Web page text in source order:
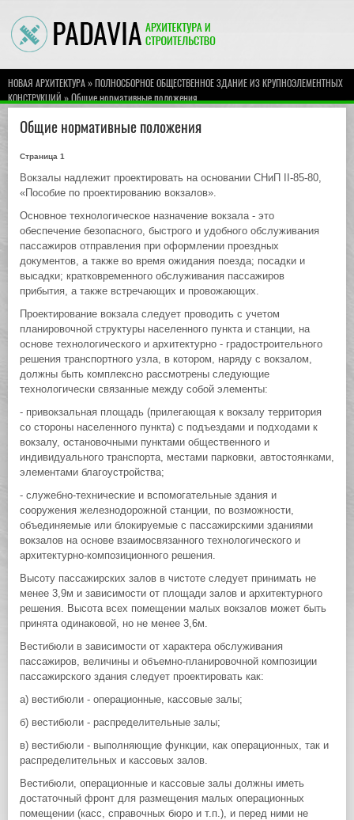
НОВАЯ АРХИТЕКТУРА»ПОЛНОСБОРНОЕ ОБЩЕСТВЕННОЕ ЗДАНИЕ ИЗ КРУПНОЭЛЕМЕНТНЫХ
КОНСТРУКЦИЙ» Общие нормативные положения
Общие нормативные положения
Страница 1
Вокзалы надлежит проектировать на основании СНиП II-85-80,
«Пособие по проектированию вокзалов».
Основное технологическое назначение вокзала - это
обеспечение безопасного, быстрого и удобного обслуживания
пассажиров отправления при оформлении проездных
документов, а также во время ожидания поезда; посадки и
высадки; кратковременного обслуживания пассажиров
прибытия, а также встречающих и провожающих.
Проектирование вокзала следует проводить с учетом
планировочной структуры населенного пункта и станции, на
основе технологического и архитектурно - градостроительного
решения транспортного узла, в котором, наряду с вокзалом,
должны быть комплексно рассмотрены следующие
технологически связанные между собой элементы:
- привокзальная площадь (прилегающая к вокзалу территория
со стороны населенного пункта) с подъездами и подходами к
вокзалу, остановочными пунктами общественного и
индивидуального транспорта, местами парковки, автостоянками,
элементами благоустройства;
- служебно-технические и вспомогательные здания и
сооружения железнодорожной станции, по возможности,
объединяемые или блокируемые с пассажирскими зданиями
вокзалов на основе взаимосвязанного технологического и
архитектурно-композиционного решения.
Высоту пассажирских залов в чистоте следует принимать не
менее 3,9м и зависимости от площади залов и архитектурного
решения. Высота всех помещении малых вокзалов может быть
принята одинаковой, но не менее 3,6м.
Вестибюли в зависимости от характера обслуживания
пассажиров, величины и объемно-планировочной композиции
пассажирского здания следует проектировать как:
а) вестибюли - операционные, кассовые залы;
б) вестибюли - распределительные залы;
в) вестибюли - выполняющие функции, как операционных, так и
распределительных и кассовых залов.
Вестибюли, операционные и кассовые залы должны иметь
достаточный фронт для размещения малых операционных
помещении (касс, справочных бюро и т.п.), и перед ними не